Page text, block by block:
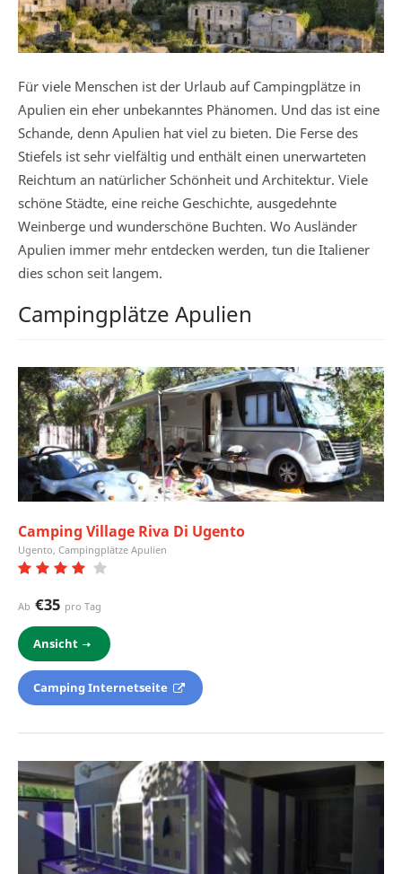
Für viele Menschen ist der Urlaub auf Campingplätze in
Apulien ein eher unbekanntes Phänomen. Und das ist eine
Schande, denn Apulien hat viel zu bieten. Die Ferse des
Stiefels ist sehr vielfältig und enthält einen unerwarteten
Reichtum an natürlicher Schönheit und Architektur. Viele
schöne Städte, eine reiche Geschichte, ausgedehnte
Weinberge und wunderschöne Buchten. Wo Ausländer
Apulien immer mehr entdecken werden, tun die Italiener
dies schon seit langem.
Campingplätze Apulien
Camping Village Riva Di Ugento
Ugento, Campingplätze Apulien
Ab €35 pro Tag
Ansicht
Camping Internetseite